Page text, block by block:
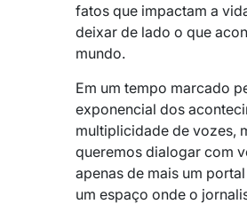
fatos que impactam a
deixar de lado o que
mundo.
Em um tempo marcado
exponencial dos
multiplicidade de vozes,
queremos dialogar com
apenas de mais um
um espaço onde o